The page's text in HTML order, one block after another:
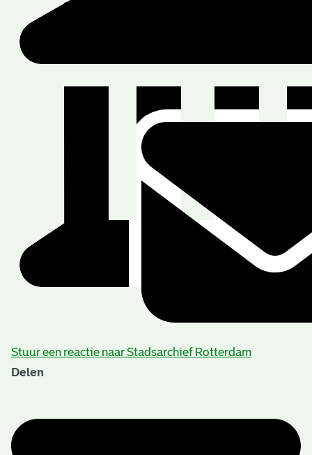
Stuur een reactie naar Stadsarchief Rotterdam
Delen